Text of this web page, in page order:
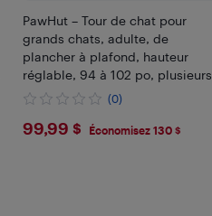
PawHut – Tour de chat pour
grands chats, adulte, de
plancher à plafond, hauteur
réglable, 94 à 102 po, plusieurs
niveaux, poteaux à gratter,
(0)
$99.99
99,99 $ Économisez 130 $